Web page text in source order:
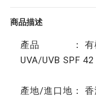
商品描述
產品 ： 有機
UVA/UVB SPF 42
產地/進口地：